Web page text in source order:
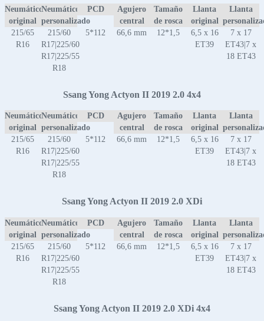
Neumático
original
Neumático
personalizado
PCD
Agujero
central
Tamaño
de rosca
Llanta
original
Llanta
215/65
R16
215/60
R17|225/60
R17|225/55
R18
5*112 66,6 mm 12*1,5
6,5 x 16
ET39
7 x 17
ET43|7 x
18 ET43
Ssang Yong Actyon II 2019 2.0 4x4
Neumático
original
Neumático
personalizado
PCD
Agujero
central
Tamaño
de rosca
Llanta
original
Llanta
215/65
R16
215/60
R17|225/60
R17|225/55
R18
5*112 66,6 mm 12*1,5
6,5 x 16
ET39
7 x 17
ET43|7 x
18 ET43
Ssang Yong Actyon II 2019 2.0 XDi
Neumático
original
Neumático
personalizado
PCD
Agujero
central
Tamaño
de rosca
Llanta
original
Llanta
215/65
R16
215/60
R17|225/60
R17|225/55
R18
5*112 66,6 mm 12*1,5
6,5 x 16
ET39
7 x 17
ET43|7 x
18 ET43
Ssang Yong Actyon II 2019 2.0 XDi 4x4